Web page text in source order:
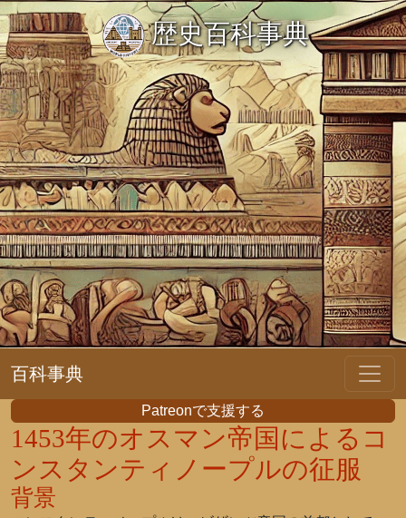
歴史百科事典
百科事典
Patreonで支援する
1453年のオスマン帝国によるコ
ンスタンティノープルの征服
背景